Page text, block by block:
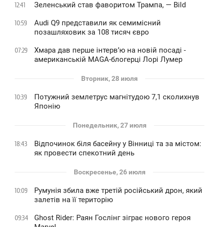
12:41 Зеленський став фаворитом Трампа, — Bild
10:59
Audi Q9 представили як семимісний
позашляховик за 108 тисяч євро
07:29
Хмара дав перше інтервʼю на новій посаді -
американській MAGA-блогерці Лорі Лумер
Вторник, 28 июля
10:39
Потужний землетрус магнітудою 7,1 сколихнув
Японію
Понедельник, 27 июля
18:43
Відпочинок біля басейну у Вінниці та за містом:
як провести спекотний день
Воскресенье, 26 июля
10:09
Румунія збила вже третій російський дрон, який
залетів на її територію
09:34
Ghost Rider: Раян Гослінг зіграє нового героя